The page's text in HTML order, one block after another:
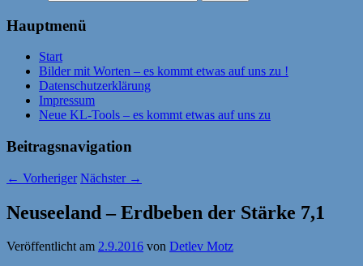
Hauptmenü
Start
Bilder mit Worten – es kommt etwas auf uns zu !
Datenschutzerklärung
Impressum
Neue KL-Tools – es kommt etwas auf uns zu
Beitragsnavigation
← Vorheriger Nächster →
Neuseeland – Erdbeben der Stärke 7,1
Veröffentlicht am 2.9.2016 von Detlev Motz